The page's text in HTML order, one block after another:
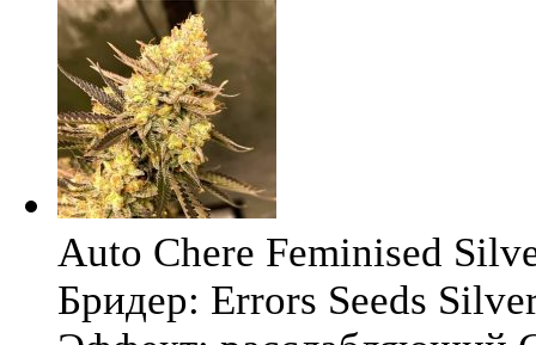
Auto Chere Feminised
Бридер: Errors Seeds